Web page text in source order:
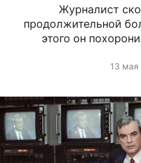
Журналист
продолжительной
этого он
13 мая